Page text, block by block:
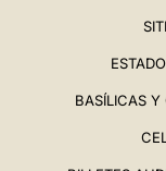
BASÍLICAS Y